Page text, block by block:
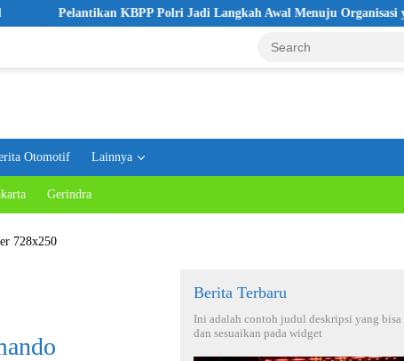
KBPP Polri Jadi Langkah Awal Menuju Organisasi yang Lebih
Otomotif Lainnya
Gerindra
Berita Terbaru
Ini adalah contoh judul deskripsi yang bisa
dan sesuaikan pada widget